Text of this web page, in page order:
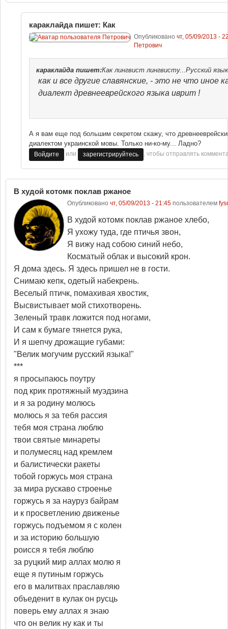
караклайда пишет: Как
Опубликовано чт, 05/09/2013 -
Петрович
караклайда пишет:Как лингвист лингвисту...Русский
как и все другие славянские, - это не что иное
диалект древнееврейского языка иврит !
А я вам еще под большим секретом скажу, что
диалектом украинской мовы. Только ни-ко-му... Ладно?
Войдите или зарегистрируйтесь , чтобы отправлять
В худой котомк поклав ржаное
Опубликовано чт, 05/09/2013 - 21:45пользователем
В худой котомк поклав ржаное хлебо,
Я ухожу туда, где птичья звон,
Я вижу над собою синий небо,
Косматый облак и высокий крон.
Я дома здесь. Я здесь пришел не в гости.
Снимаю кепк, одетый набекрень.
Веселый птичк, помахивая хвостик,
Высвистывает мой стихотворень.
Зеленый травк ложится под ногами,
И сам к бумаге тянется рука,
И я шепчу дрожащие губами:
"Велик могучим русский языка!"
***
я просыпаюсь поутру
под крик протяжный муэдзина
и я за родину молюсь
молюсь я за тебя рассия
тебя моя страна люблю
твои святые минареты
и полумесяц над кремлем
и балистически ракеты
тобой горжусь моя страна
за мира рускаво строенье
горжусь я за науруз байрам
и к просветлению движенье
горжусь подъемом я с колен
и за историю большую
роисся я тебя люблю
за руцкий мир аллах молю я
еще я путиным горжусь
его в малитвах праславляю
объеденит в кулак он русць
поверь ему аллах я знаю
что он велик ну как и ты